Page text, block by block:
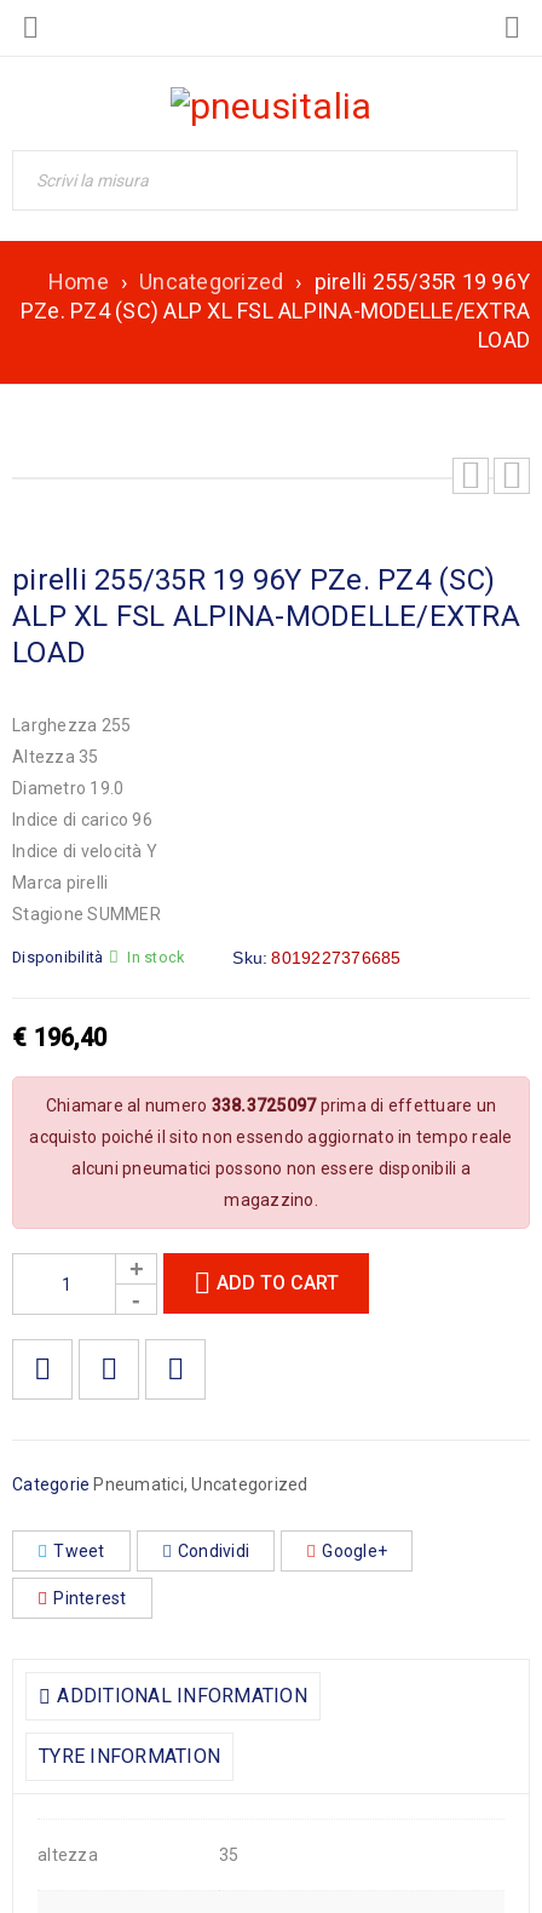
Home › Uncategorized › pirelli 255/35R 19 96Y
PZe. PZ4 (SC) ALP XL FSL ALPINA-MODELLE/EXTRA
LOAD
pirelli 255/35R 19 96Y PZe. PZ4 (SC)
ALP XL FSL ALPINA-MODELLE/EXTRA
LOAD
Larghezza 255
Altezza 35
Diametro 19.0
Indice di carico 96
Indice di velocità Y
Marca pirelli
Stagione SUMMER
Disponibilità In stock Sku: 8019227376685
€ 196,40
Chiamare al numero 338.3725097prima di effettuare un
acquisto poiché il sito non essendo aggiornato in tempo reale
alcuni pneumatici possono non essere disponibili a
magazzino.
ADD TO CART
Categorie Pneumatici,Uncategorized
Tweet Condividi Google+
Pinterest
ADDITIONAL INFORMATION
TYRE INFORMATION
altezza 35